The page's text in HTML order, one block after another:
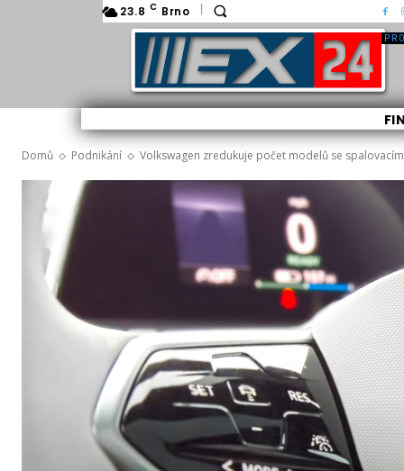
23.8 C Brno
Domů Podnikání Volkswagen zredukuje počet modelů se